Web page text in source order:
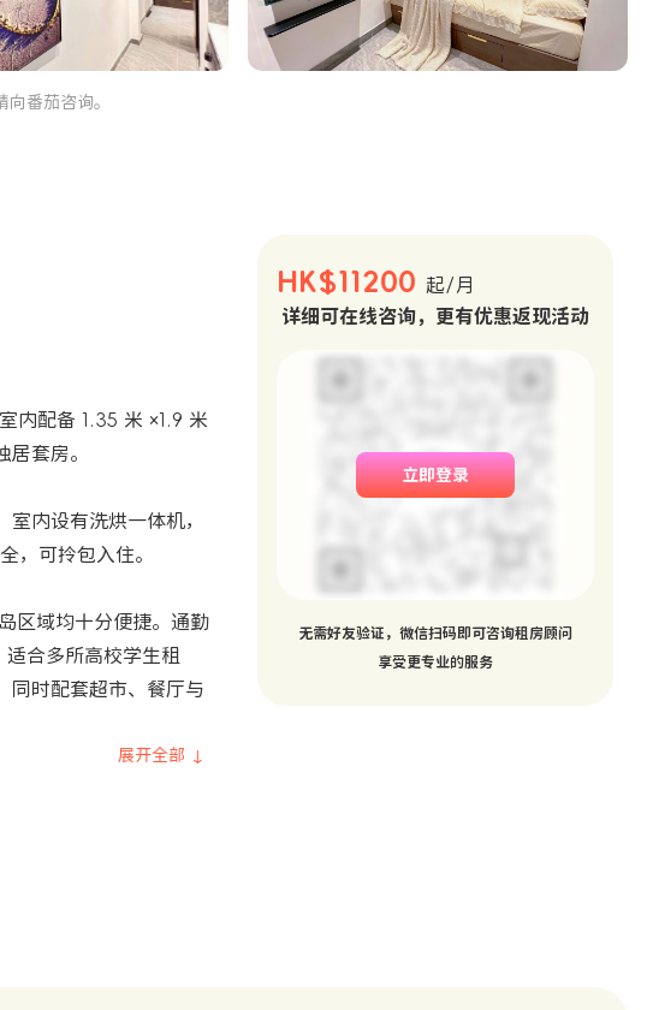
番茄咨询。
内配备 1.35 米 ×1.9 米
套房。
内设有洗烘一体机，
，可拎包入住。
区域均十分便捷。通勤
合多所高校学生租
同时配套超市、餐厅与
展开全部 ↓
HK$11200
起/月
详细可在线咨询，更有优惠返现活动
立即登录
无需好友验证，微信扫码即可咨询租房顾问
享受更专业的服务